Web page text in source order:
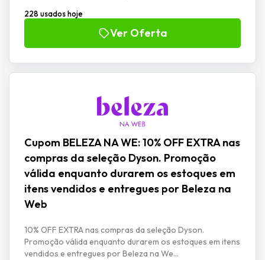
228 usados hoje
Ver Oferta
Cupom BELEZA NA WE: 10% OFF EXTRA nas
compras da seleção Dyson. Promoção
válida enquanto durarem os estoques em
itens vendidos e entregues por Beleza na
Web
10% OFF EXTRA nas compras da seleção Dyson.
Promoção válida enquanto durarem os estoques em itens
vendidos e entregues por Beleza na We...